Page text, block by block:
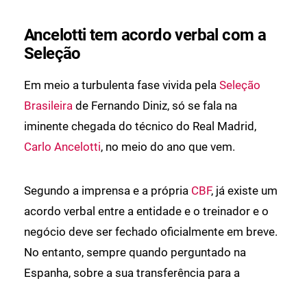
Ancelotti tem acordo verbal com a
Seleção
Em meio a turbulenta fase vivida pela Seleção
Brasileira de Fernando Diniz, só se fala na
iminente chegada do técnico do Real Madrid,
Carlo Ancelotti, no meio do ano que vem.
Segundo a imprensa e a própria CBF, já existe um
acordo verbal entre a entidade e o treinador e o
negócio deve ser fechado oficialmente em breve.
No entanto, sempre quando perguntado na
Espanha, sobre a sua transferência para a